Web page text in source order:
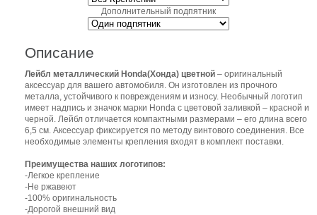
Дополнительный подпятник
Описание
Лейбл металлический Honda(Хонда) цветной – оригинальный
аксессуар для вашего автомобиля. Он изготовлен из прочного
металла, устойчивого к повреждениям и износу. Необычный логотип
имеет надпись и значок марки Honda с цветовой заливкой – красной и
черной. Лейбл отличается компактными размерами – его длина всего
6,5 см. Аксессуар фиксируется по методу винтового соединения. Все
необходимые элементы крепления входят в комплект поставки.
Преимущества наших логотипов:
-Легкое крепление
-Не ржавеют
-100% оригинальность
-Дорогой внешний вид